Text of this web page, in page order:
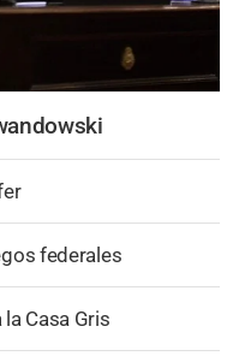
federales
la Casa Gris